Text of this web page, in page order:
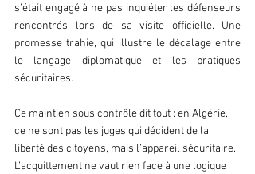
s’était engagé à ne pas inquiéter les défenseurs
rencontrés lors de sa visite officielle. Une
promesse trahie, qui illustre le décalage entre
le langage diplomatique et les pratiques
sécuritaires.
Ce maintien sous contrôle dit tout : en Algérie,
ce ne sont pas les juges qui décident de la
liberté des citoyens, mais l’appareil sécuritaire.
L’acquittement ne vaut rien face à une logique